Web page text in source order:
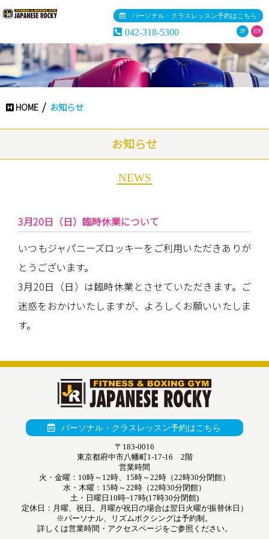
パーソナル・クラスレッスン予約はこちら
042-318-5300 JP EN
HOME お知らせ
お知らせ
NEWS
3月20日（日）臨時休業について
いつもジャパニーズロッキーをご利用いただきありが
とうございます。
3月20日（日）は臨時休業とさせていただきます。ご
迷惑をおかけいたしますが、よろしくお願いいたしま
す。
パーソナル・クラスレッスン予約はこちら
〒183-0016
東京都府中市八幡町1-17-16 2階
営業時間
火・金曜：10時～12時、15時～22時（22時30分閉館）
水・木曜：15時～22時（22時30分閉館）
土・日曜日10時~17時(17時30分閉館)
定休日：月曜、祝日。月曜が祝日の場合は翌日火曜が振替休日）
※パーソナル、リズムボクシングは予約制。
詳しくは営業時間・アクセスページをご参照ください。